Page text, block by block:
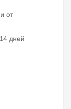
от
дней